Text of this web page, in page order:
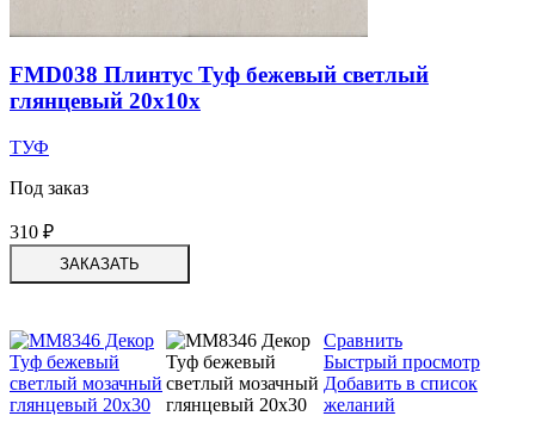
FMD038 Плинтус Туф бежевый светлый
глянцевый 20x10x
ТУФ
Под заказ
310 ₽
ЗАКАЗАТЬ
Сравнить
Быстрый просмотр
Добавить в список
желаний